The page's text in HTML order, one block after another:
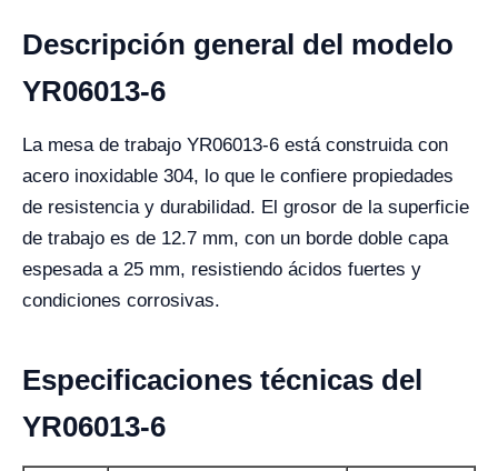
Descripción general del modelo
YR06013-6
La mesa de trabajo YR06013-6 está construida con
acero inoxidable 304, lo que le confiere propiedades
de resistencia y durabilidad. El grosor de la superficie
de trabajo es de 12.7 mm, con un borde doble capa
espesada a 25 mm, resistiendo ácidos fuertes y
condiciones corrosivas.
Especificaciones técnicas del
YR06013-6